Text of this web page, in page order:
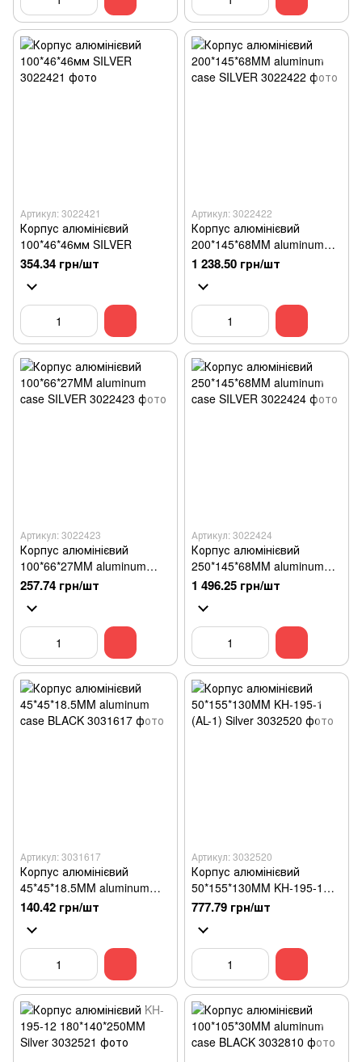
Артикул: 3022421
Корпус алюмінієвий
100*46*46мм SILVER
354.34 грн/шт
Артикул: 3022422
Корпус алюмінієвий
200*145*68MM aluminum
case SILVER
1 238.50 грн/шт
Артикул: 3022423
Корпус алюмінієвий
100*66*27MM aluminum
case SILVER
257.74 грн/шт
Артикул: 3022424
Корпус алюмінієвий
250*145*68MM aluminum
case SILVER
1 496.25 грн/шт
Артикул: 3031617
Корпус алюмінієвий
45*45*18.5MM aluminum
case BLACK
140.42 грн/шт
Артикул: 3032520
Корпус алюмінієвий
50*155*130MM KH-195-1
(AL-1) Silver
777.79 грн/шт